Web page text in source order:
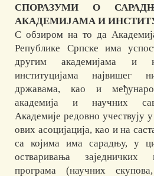
СПОРАЗУМИ О
АКАДЕМИЈАМА И
С обзиром на то да
Републике Српске има
другим академијама и
институцијама највишег
државама, као и
академија и научних
Академије редовно учествују
ових асоцијација, као и на
са којима има сарадњу, у
остваривања заједничких
програма (научних